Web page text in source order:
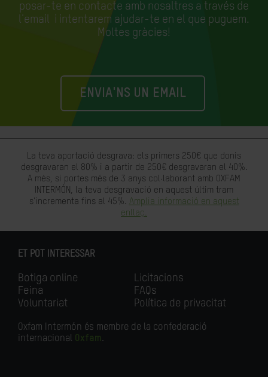
posar-te en contacte amb nosaltres a través de
l'email i intentarem ajudar-te en el que puguem.
Moltes gràcies!
ENVIA'NS UN EMAIL
La teva aportació desgrava: els primers 250€ que donis
desgravaran el 80% i a partir de 250€ desgravaran el 40%.
A més, si portes més de 3 anys col·laborant amb OXFAM
INTERMÓN, la teva desgravació en aquest últim tram
s'incrementa fins al 45%. Amplia informació en aquest
enllaç.
ET POT INTERESSAR
Botiga online
Feina
Voluntariat
Licitacions
FAQs
Política de privacitat
Oxfam Intermón és membre de la confederació
internacional Oxfam.